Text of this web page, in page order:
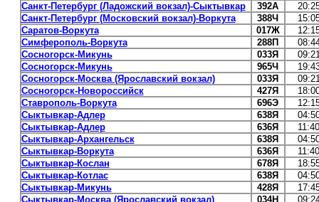
Санкт-Петербург (Ладожский вокзал)-Сыктывкар
392А
Санкт-Петербург (Московский вокзал)-Воркута
388Ч
Саратов-Воркута
017Ж
Симферополь-Воркута
288П
Сосногорск-Микунь
033Я
Сосногорск-Микунь
965Ч
Сосногорск-Москва (Ярославский вокзал)
033Я
Сосногорск-Новороссийск
427Я
Ставрополь-Воркута
696Э
Сыктывкар-Адлер
638Я
Сыктывкар-Адлер
636Я
11:40
Сыктывкар-Архангельск
638Я
Сыктывкар-Воркута
636Я
11:40
Сыктывкар-Кослан
678Я
Сыктывкар-Котлас
638Я
Сыктывкар-Микунь
428Я
Сыктывкар-Москва (Ярославский вокзал)
034Н